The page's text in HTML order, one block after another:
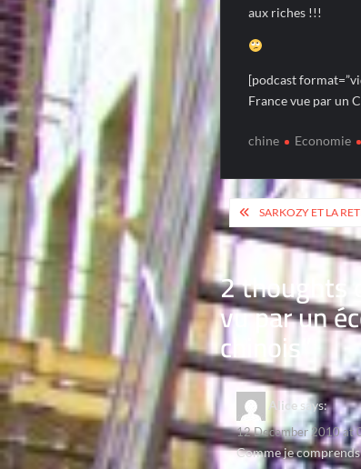
aux riches !!!
[podcast
France vue par un
chine Economie
Post
navigation
SARKOZY ET LA
2 thoughts
vu par un
chinois
Alice says:
12 December 2010 at
Comme je